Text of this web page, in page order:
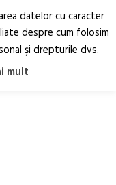
RO EN
datelor cu caracter
despre cum folosim
şi drepturile dvs.
mult